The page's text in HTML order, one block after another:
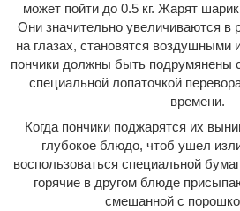
может пойти до 0.5 кг. Жарят
Они значительно увеличиваются в
на глазах, становятся воздушными
пончики должны быть подрумянены
специальной лопаточкой
времени.
Когда пончики поджарятся их
глубокое блюдо, чтоб ушел
воспользоваться специальной
горячие в другом блюде
смешанной с